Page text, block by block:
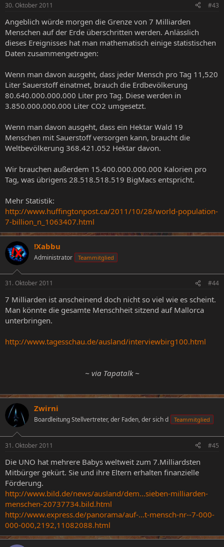
30. Oktober 2011 #43
Angeblich würde morgen die Grenze von 7 Milliarden
Menschen auf der Erde überschritten werden. Anlässlich
dieses Ereignisses hat man mathematisch einige statistischen
Daten zusammengetragen:
Wenn man davon ausgeht, dass jeder Mensch pro Tag 11,520
Liter Sauerstoff einatmet, brauch die Erdbevölkerung
80.640.000.000.000 Liter pro Tag. Diese werden in
3.850.000.000.000 Liter CO2 umgesetzt.
Wenn man davon ausgeht, dass ein Hektar Wald 19
Menschen mit Sauerstoff versorgen kann, braucht die
Weltbevölkerung 368.421.052 Hektar davon.
Wir brauchen außerdem 15.400.000.000.000 Kalorien pro
Tag, was übrigens 28.518.518.519 BigMacs entspricht.
Mehr Statistik:
http://www.huffingtonpost.ca/2011/10/28/world-population-
7-billion_n_1063407.html
!Xabbu
Administrator Teammitglied
31. Oktober 2011 #44
7 Milliarden ist anscheinend doch nicht so viel wie es scheint.
Man könnte die gesamte Menschheit sitzend auf Mallorca
unterbringen.
http://www.tagesschau.de/ausland/interviewbirg100.html
~ via Tapatalk ~​
Zwirni
Boardleitung Stellvertreter, der Faden, der sich d Teammitglied
31. Oktober 2011 #45
Die UNO hat mehrere Babys weltweit zum 7.Milliardsten
Mitbürger gekürt. Sie und ihre Eltern erhalten finanzielle
Förderung.
http://www.bild.de/news/ausland/dem...sieben-milliarden-
menschen-20737734.bild.html
http://www.express.de/panorama/auf-...t-mensch-nr--7-000-
000-000,2192,11082088.html